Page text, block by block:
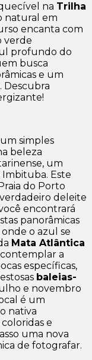
na Trilha
natural em
encanta com
verde
profundo do
busca
e um
Descubra
simples
beleza
um
Este
do Porto
deleite
encontrará
panorâmicas
o azul se
Mata Atlântica
a
específicas,
baleias-
e novembro
é um
nativa
e
uma nova
de fotografar.